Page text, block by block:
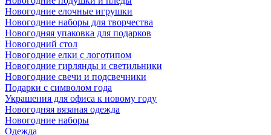
Новогодние елочные игрушки
Новогодние наборы для творчества
Новогодняя упаковка для подарков
Новогодний стол
Новогодние елки с логотипом
Новогодние гирлянды и светильники
Новогодние свечи и подсвечники
Подарки с символом года
Украшения для офиса к новому году
Новогодняя вязаная одежда
Новогодние наборы
Одежда